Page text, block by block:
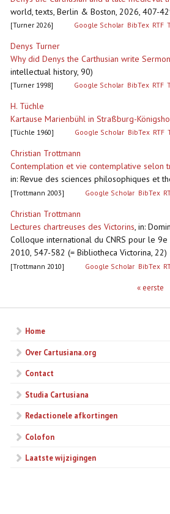
world, texts, Berlin & Boston, 2026, 407-
[Turner 2026] Google Scholar BibTex RTF
Denys Turner
Why did Denys the Carthusian write
intellectual history, 90)
[Turner 1998] Google Scholar BibTex RTF
H. Tüchle
Kartause Marienbühl in Straßburg-
[Tüchle 1960] Google Scholar BibTex RTF
Christian Trottmann
Contemplation et vie contemplative selon
in: Revue des sciences philosophiques et
[Trottmann 2003] Google Scholar BibTex
Christian Trottmann
Lectures chartreuses des Victorins, in:
Colloque international du CNRS pour le
2010, 547-582 (= Bibliotheca Victorina, 22)
[Trottmann 2010] Google Scholar BibTex
« eerste
Home
Over Cartusiana.org
Contact
Studia Cartusiana
Redactionele afkortingen
Colofon
Laatste wijzigingen